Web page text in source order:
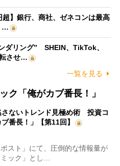
超】銀行、商社、ゼネコンは最高
…
ダリング” SHEIN、TikTok、
させ…
一覧を見る
ク「俺がカブ番長！」
さないトレンド見極め術 投資コ
番長！」【第11回】
スト」にて、圧倒的な情報量が
ック」とし…